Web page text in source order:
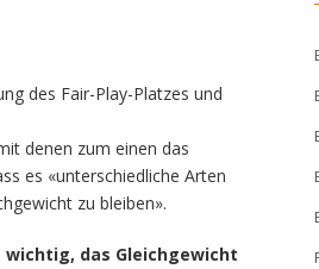
des Fair-Play-Platzes und
denen zum einen das
es «unterschiedliche Arten
zu bleiben».
wichtig, das Gleichgewicht